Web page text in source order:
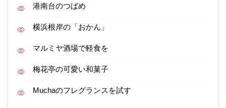
港南台のつばめ
横浜根岸の「おかん」
マルミヤ酒場で軽食を
梅花亭の可愛い和菓子
Muchaのフレグランスを試す